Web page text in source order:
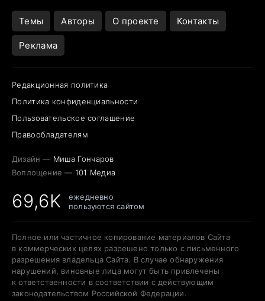
Темы Авторы О проекте Контакты
Реклама
Редакционная политика
Политика конфиденциальности
Пользовательское соглашение
Правообладателям
Дизайн — Миша Гончаров
Воплощение — 101 Медиа
69,6K
ежедневно
пользуются сайтом
Полное или частичное копирование материалов Сайта
в коммерческих целях разрешено только с письменного
разрешения владельца Сайта. В случае обнаружения
нарушений, виновные лица могут быть привлечены
к ответственности в соответствии с действующим
законодательством Российской Федерации.